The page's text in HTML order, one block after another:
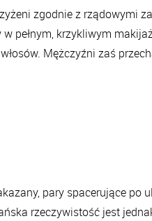
zgodnie z rządowymi
pełnym, krzykliwym
Mężczyźni zaś
pary spacerujące po
rzeczywistość jest